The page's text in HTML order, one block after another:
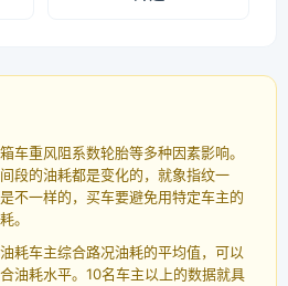
车重风阻系数轮胎等多种因素影响。
段的油耗都是变化的，就象指纹一
不一样的，买车要避免用特定车主的
。
耗车主综合路况油耗的平均值，可以
油耗水平。10名车主以上的数据就具